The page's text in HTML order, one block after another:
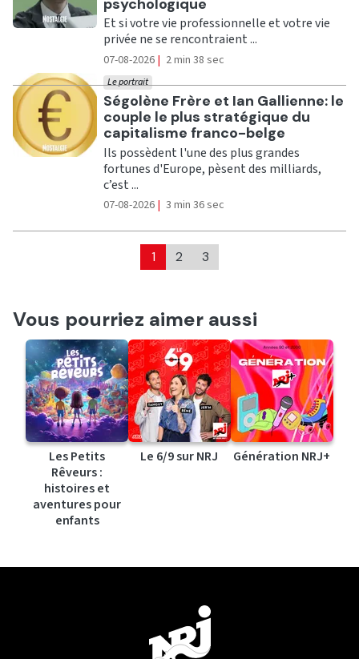
Et si votre vie professionnelle et votre vie
privée ne se rencontraient ...
07-08-2026 | 2 min 38 sec
Ecouter
Ségolène Frère et Ian Gallienne: le
couple le plus stratégique du
capitalisme franco-belge
Le portrait
Ils possèdent l'une des plus grandes
fortunes d'Europe, pèsent des milliards,
c’est ...
07-08-2026 | 3 min 36 sec
1 2 3
Vous pourriez aimer aussi
Les Petits
Rêveurs :
histoires et
aventures pour
enfants
Le 6/9 sur NRJ Génération NRJ+